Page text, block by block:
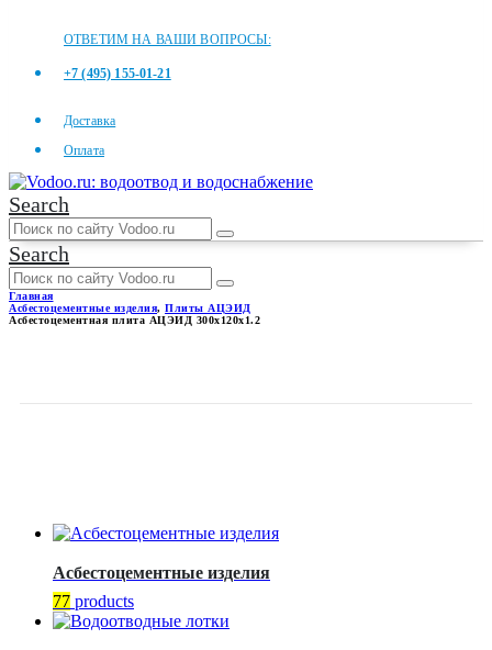
ОТВЕТИМ НА ВАШИ ВОПРОСЫ:
+7 (495) 155-01-21
Доставка
Оплата
Search
Search
Главная
Асбестоцементные изделия, Плиты АЦЭИД
Асбестоцементная плита АЦЭИД 300x120x1.2
Асбестоцементные изделия
77 products